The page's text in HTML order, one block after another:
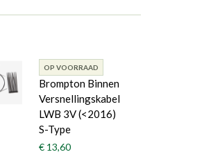
OP VOORRAAD
Brompton Binnen
Versnellingskabel
LWB 3V (<2016)
S-Type
€ 13,60